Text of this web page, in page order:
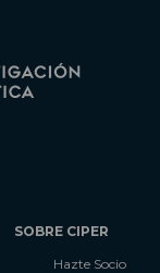
SOBRE CIPER
Hazte Socio